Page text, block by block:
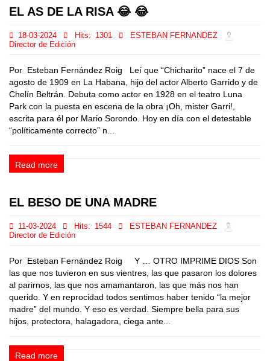
EL AS DE LA RISA 😂 😂
18-03-2024 Hits: 1301
ESTEBAN FERNANDEZ
Director de Edición
Por Esteban Fernández Roig Leí que “Chicharito” nace el 7 de
agosto de 1909 en La Habana, hijo del actor Alberto Garrido y de
Chelín Beltrán. Debuta como actor en 1928 en el teatro Luna
Park con la puesta en escena de la obra ¡Oh, mister Garri!,
escrita para él por Mario Sorondo. Hoy en día con el detestable
“políticamente correcto” n...
Read more
EL BESO DE UNA MADRE
11-03-2024 Hits: 1544
ESTEBAN FERNANDEZ
Director de Edición
Por Esteban Fernández Roig Y … OTRO IMPRIME DIOS Son
las que nos tuvieron en sus vientres, las que pasaron los dolores
al parirnos, las que nos amamantaron, las que más nos han
querido. Y en reprocidad todos sentimos haber tenido “la mejor
madre” del mundo. Y eso es verdad. Siempre bella para sus
hijos, protectora, halagadora, ciega ante...
Read more